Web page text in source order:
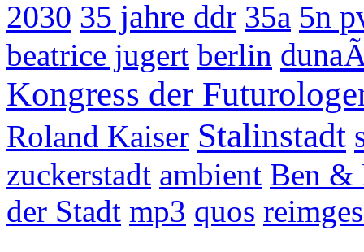
2030 35 jahre ddr 35a 5n
beatrice jugert berlin
Kongress der
Roland Kaiser Stalinstadt
zuckerstadt ambient Ben &
der Stadt mp3 quos